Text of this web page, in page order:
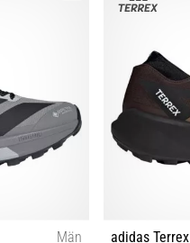
Män
adidas Terrex